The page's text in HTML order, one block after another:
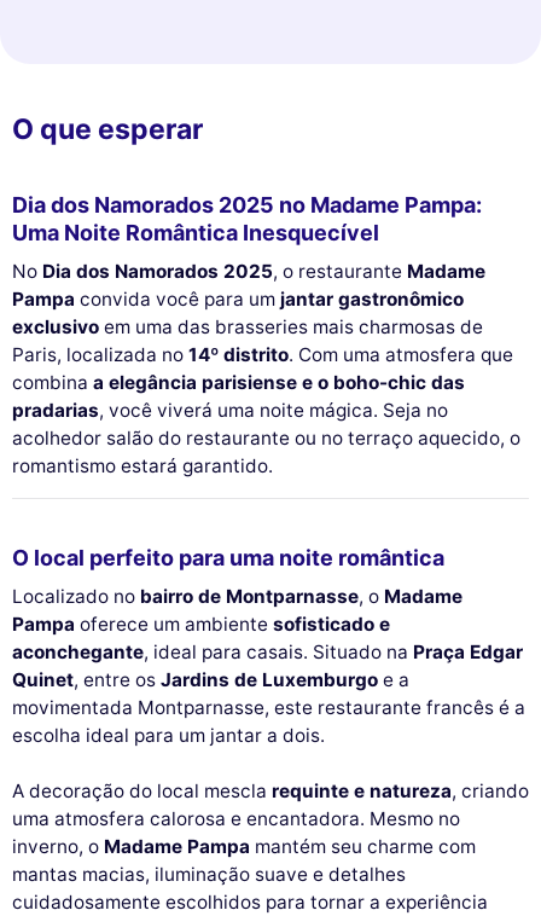
O que esperar
Dia dos Namorados 2025 no Madame Pampa:
Uma Noite Romântica Inesquecível
No Dia dos Namorados 2025, o restaurante Madame
Pampa convida você para um jantar gastronômico
exclusivo em uma das brasseries mais charmosas de
Paris, localizada no 14º distrito. Com uma atmosfera que
combina a elegância parisiense e o boho-chic das
pradarias, você viverá uma noite mágica. Seja no
acolhedor salão do restaurante ou no terraço aquecido, o
romantismo estará garantido.
O local perfeito para uma noite romântica
Localizado no bairro de Montparnasse, o Madame
Pampa oferece um ambiente sofisticado e
aconchegante, ideal para casais. Situado na Praça Edgar
Quinet, entre os Jardins de Luxemburgo e a
movimentada Montparnasse, este restaurante francês é a
escolha ideal para um jantar a dois.
A decoração do local mescla requinte e natureza, criando
uma atmosfera calorosa e encantadora. Mesmo no
inverno, o Madame Pampa mantém seu charme com
mantas macias, iluminação suave e detalhes
cuidadosamente escolhidos para tornar a experiência